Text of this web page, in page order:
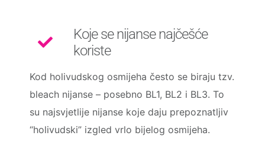
Koje se nijanse najčešće
koriste
Kod holivudskog osmijeha često se biraju tzv.
bleach nijanse – posebno BL1, BL2 i BL3. To
su najsvjetlije nijanse koje daju prepoznatljiv
“holivudski” izgled vrlo bijelog osmijeha.